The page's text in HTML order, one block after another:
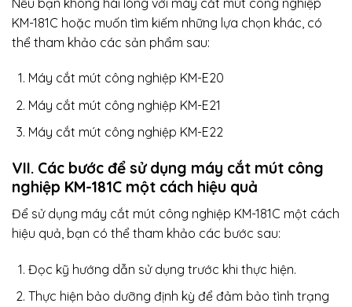
KM-181C hoặc muốn tìm kiếm những lựa chọn khác, có
thể tham khảo các sản phẩm sau:
Máy cắt mút công nghiệp KM-E20
Máy cắt mút công nghiệp KM-E21
Máy cắt mút công nghiệp KM-E22
VII. Các bước để sử dụng máy cắt mút công
nghiệp KM-181C một cách hiệu quả
Để sử dụng máy cắt mút công nghiệp KM-181C một cách
hiệu quả, bạn có thể tham khảo các bước sau:
Đọc kỹ hướng dẫn sử dụng trước khi thực hiện.
Thực hiện bảo dưỡng định kỳ để đảm bảo tình trạng